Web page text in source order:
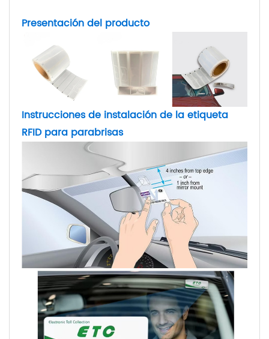
Presentación del producto
Instrucciones de instalación de la etiqueta
RFID para parabrisas